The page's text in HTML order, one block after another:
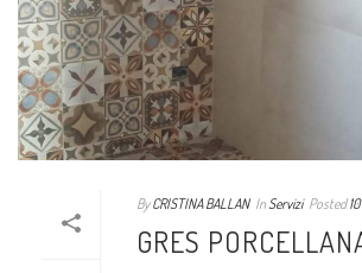
By CRISTINA BALLAN In Servizi Posted
GRES